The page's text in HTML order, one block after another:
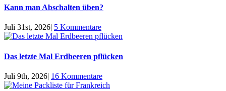
Kann man Abschalten üben?
Juli 31st, 2026| 5 Kommentare
Das letzte Mal Erdbeeren pflücken
Juli 9th, 2026| 16 Kommentare